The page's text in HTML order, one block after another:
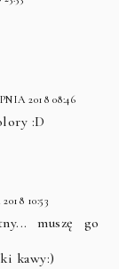
2018 08:46
:D
10:53
muszę go
kawy:)